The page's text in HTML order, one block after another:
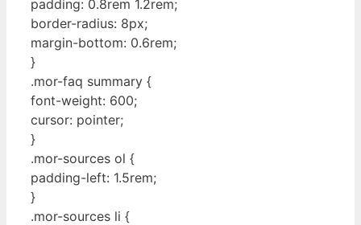
padding: 0.8rem 1.2rem;
border-radius: 8px;
margin-bottom: 0.6rem;
}
.mor-faq summary {
font-weight: 600;
cursor: pointer;
}
.mor-sources ol {
padding-left: 1.5rem;
}
.mor-sources li {